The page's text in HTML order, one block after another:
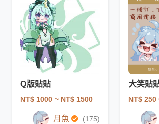
Q版貼貼
NT$ 1000 ~ NT$ 1500
月魚 (175)
大笑貼
NT$ 250